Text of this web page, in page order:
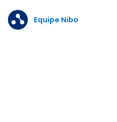
Equipe Nibo